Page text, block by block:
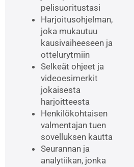
pelisuoritustasi
Harjoitusohjelman,
joka mukautuu
kausivaiheeseen ja
ottelurytmiin
Selkeät ohjeet ja
videoesimerkit
jokaisesta
harjoitteesta
Henkilökohtaisen
valmentajan tuen
sovelluksen kautta
Seurannan ja
analytiikan, jonka